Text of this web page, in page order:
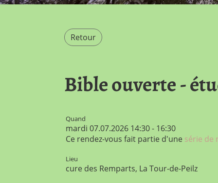
Retour
Bible ouverte -
Quand
mardi 07.07.2026 14:30 - 16:30
Ce rendez-vous fait partie d'une série de
Lieu
cure des Remparts, La Tour-de-Peilz